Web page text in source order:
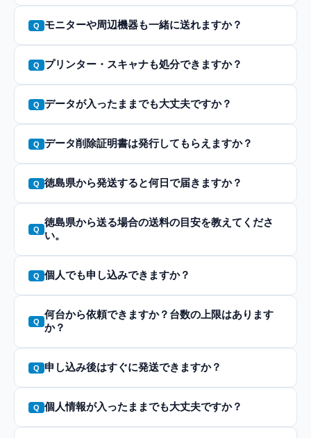
モニターや周辺機器も一緒に送れますか？
プリンター・スキャナも処分できますか？
データが入ったままでも大丈夫ですか？
データ削除証明書は発行してもらえますか？
徳島県から発送すると何日で届きますか？
徳島県から送る場合の送料の目安を教えてくださ
い。
個人でも申し込みできますか？
何台から依頼できますか？台数の上限はあります
か？
申し込み後はすぐに発送できますか？
個人情報が入ったままでも大丈夫ですか？